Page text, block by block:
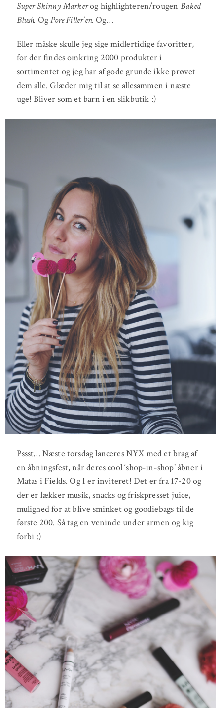
Super Skinny Markerog highlighteren/rougen Baked
Blush. OgPore Filler’en.Og…
Eller måske skulle jeg sige midlertidige favoritter,
for der findes omkring 2000 produkter i
sortimentet og jeg har af gode grunde ikke prøvet
dem alle. Glæder mig til at se allesammen i næste
uge! Bliver som et barn i en slikbutik :)
Pssst… Næste torsdag lanceres NYX med et brag af
en åbningsfest, når deres cool ‘shop-in-shop’ åbner i
Matas i Fields. Og I er inviteret! Det er fra 17-20 og
der er lækker musik, snacks og friskpresset juice,
mulighed for at blive sminket og goodiebags til de
første 200. Så tag en veninde under armen og kig
forbi :)